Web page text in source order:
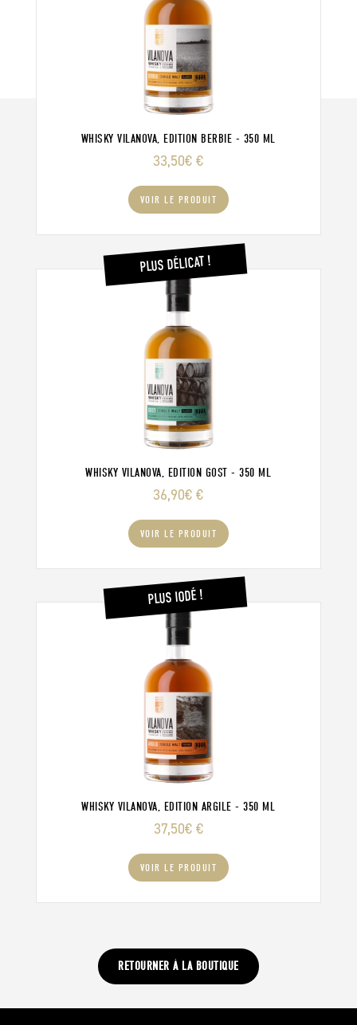
WHISKY VILANOVA, EDITION BERBIE - 350 ML
33,50€ €
VOIR LE PRODUIT
PLUS DÉLICAT !
WHISKY VILANOVA, EDITION GOST - 350 ML
36,90€ €
VOIR LE PRODUIT
PLUS IODÉ !
WHISKY VILANOVA, EDITION ARGILE - 350 ML
37,50€ €
VOIR LE PRODUIT
RETOURNER À LA BOUTIQUE